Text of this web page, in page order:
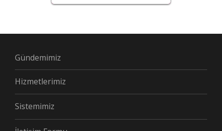
Gündemimiz
Hizmetlerimiz
Sistemimiz